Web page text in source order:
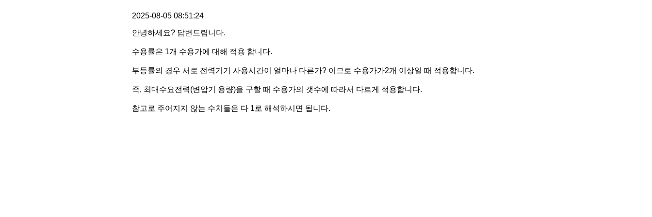
2025-08-05 08:51:24
안녕하세요? 답변드립니다.
수용률은 1개 수용가에 대해 적용 합니다.
부등률의 경우 서로 전력기기 사용시간이 얼마나 다른가? 이므로 수용가가2개 이상일 때 적용합니다.
즉, 최대수요전력(변압기 용량)을 구할 때 수용가의 갯수에 따라서 다르게 적용합니다.
참고로 주어지지 않는 수치들은 다 1로 해석하시면 됩니다.